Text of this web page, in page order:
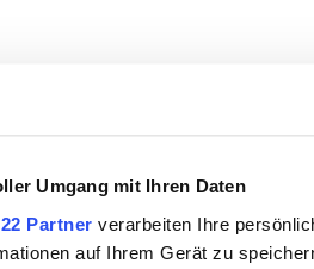
Umgang mit Ihren Daten
Partner verarbeiten Ihre
auf Ihrem Gerät zu